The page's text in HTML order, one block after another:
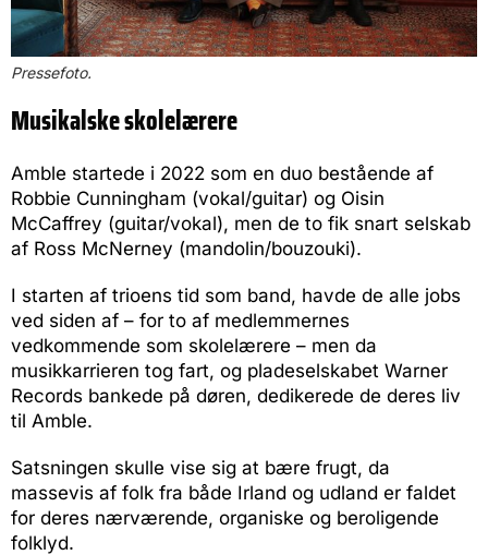
Pressefoto.
Musikalske skolelærere
Amble startede i 2022 som en duo bestående af
Robbie Cunningham (vokal/guitar) og Oisin
McCaffrey (guitar/vokal), men de to fik snart selskab
af Ross McNerney (mandolin/bouzouki).
I starten af trioens tid som band, havde de alle jobs
ved siden af – for to af medlemmernes
vedkommende som skolelærere – men da
musikkarrieren tog fart, og pladeselskabet Warner
Records bankede på døren, dedikerede de deres liv
til Amble.
Satsningen skulle vise sig at bære frugt, da
massevis af folk fra både Irland og udland er faldet
for deres nærværende, organiske og beroligende
folklyd.